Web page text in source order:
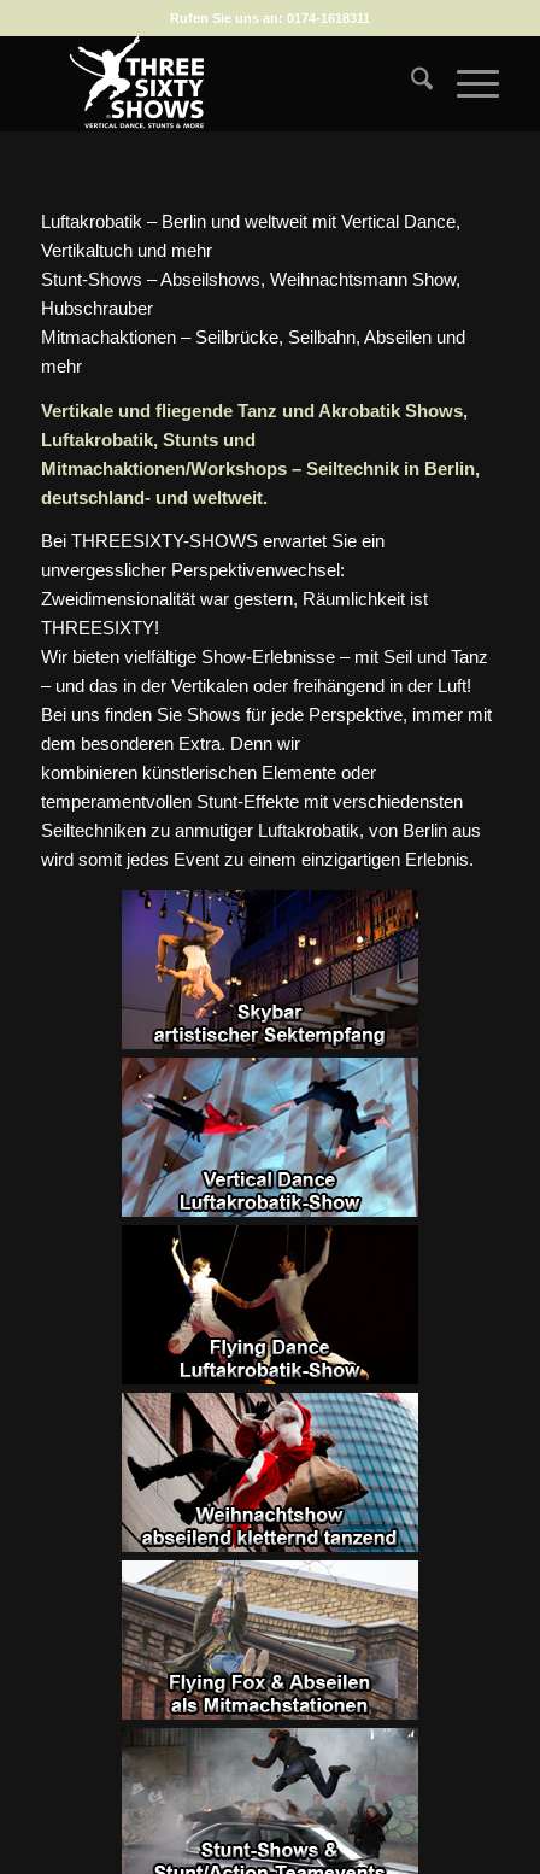
Rufen Sie uns an: 0174-1618311
Luftakrobatik – Berlin und weltweit mit Vertical Dance,
Vertikaltuch und mehr
Stunt-Shows – Abseilshows, Weihnachtsmann Show,
Hubschrauber
Mitmachaktionen – Seilbrücke, Seilbahn, Abseilen und
mehr
Vertikale und fliegende Tanz und Akrobatik Shows,
Luftakrobatik, Stunts und
Mitmachaktionen/Workshops – Seiltechnik in Berlin,
deutschland- und weltweit.
Bei THREESIXTY-SHOWS erwartet Sie ein
unvergesslicher Perspektivenwechsel:
Zweidimensionalität war gestern, Räumlichkeit ist
THREESIXTY!
Wir bieten vielfältige Show-Erlebnisse – mit Seil und Tanz
– und das in der Vertikalen oder freihängend in der Luft!
Bei uns finden Sie Shows für jede Perspektive, immer mit
dem besonderen Extra. Denn wir
kombinieren künstlerischen Elemente oder
temperamentvollen Stunt-Effekte mit verschiedensten
Seiltechniken zu anmutiger Luftakrobatik, von Berlin aus
wird somit jedes Event zu einem einzigartigen Erlebnis.